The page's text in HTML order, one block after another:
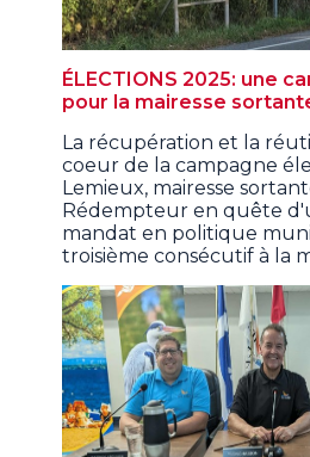
ÉLECTIONS 2025: une
pour la mairesse
La récupération et la
coeur de la campagne
Lemieux, mairesse
Rédempteur en quête
mandat en politique
troisième consécutif à la